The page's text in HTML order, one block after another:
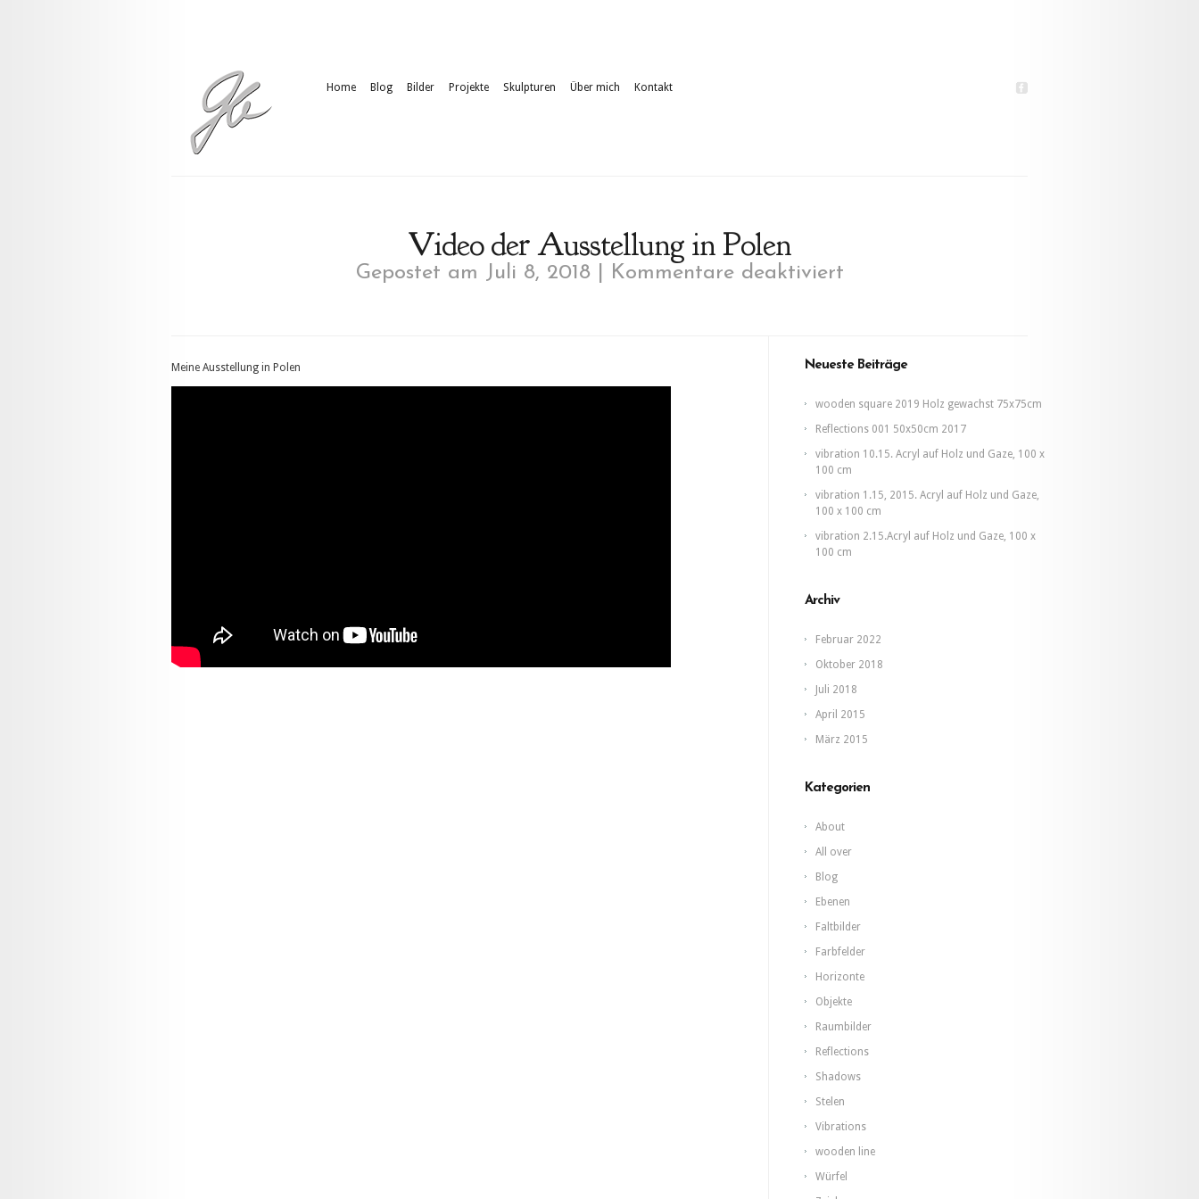
Home Blog Bilder Projekte Skulpturen Über mich Kontakt
Video der Ausstellung in Polen
Gepostet am Juli 8, 2018 | Kommentare deaktiviertfür
Meine Ausstellung in Polen Neueste Beiträge
wooden square 2019 Holz gewachst 75x75cm
Reflections 001 50x50cm 2017
vibration 10.15. Acryl auf Holz und Gaze, 100 x
100 cm
vibration 1.15, 2015. Acryl auf Holz und Gaze,
100 x 100 cm
vibration 2.15.Acryl auf Holz und Gaze, 100 x
100 cm
Archiv
Februar 2022
Oktober 2018
Juli 2018
April 2015
März 2015
Kategorien
About
All over
Blog
Ebenen
Faltbilder
Farbfelder
Horizonte
Objekte
Raumbilder
Reflections
Shadows
Stelen
Vibrations
wooden line
Würfel